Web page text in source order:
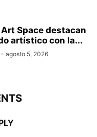
Art Space destacan
artístico con la...
- agosto 5, 2026